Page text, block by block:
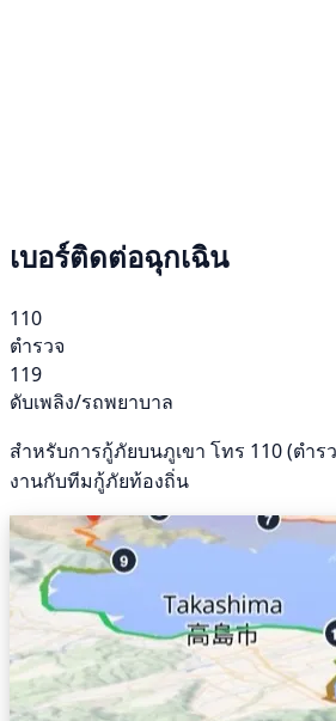
เบอร์ติดต่อฉุกเฉิน
110
ตำรวจ
119
ดับเพลิง/รถพยาบาล
สำหรับการกู้ภัยบนภูเขา โทร 110 (ตำร
งานกับทีมกู้ภัยท้องถิ่น